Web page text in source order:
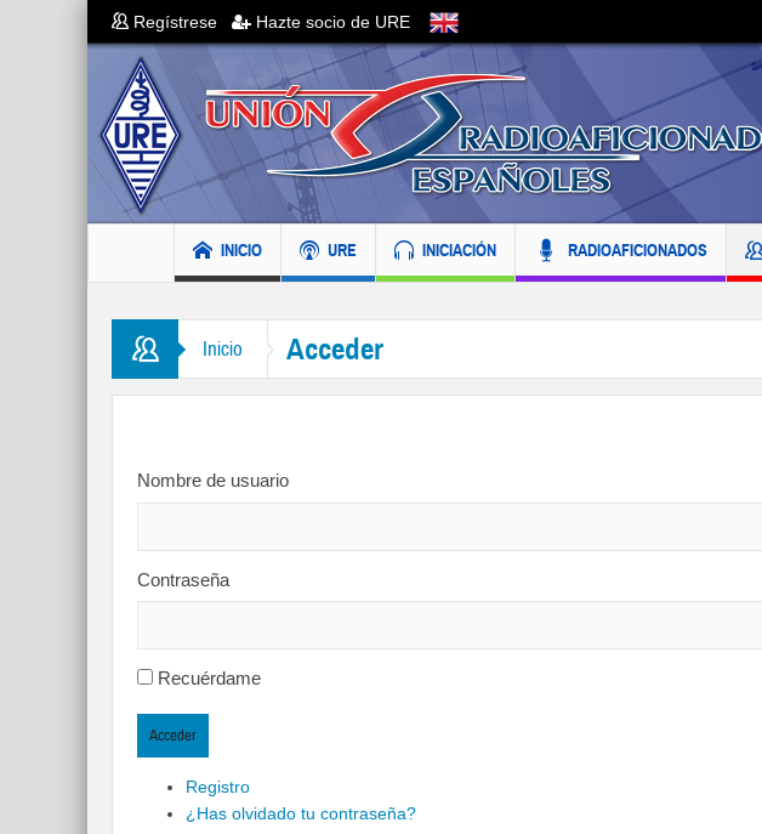
Regístrese Hazte socio de URE
INICIO URE INICIACIÓN RADIOAFICIONADOS
Inicio Acceder
Nombre de usuario
Contraseña
Recuérdame
Acceder
Registro
¿Has olvidado tu contraseña?